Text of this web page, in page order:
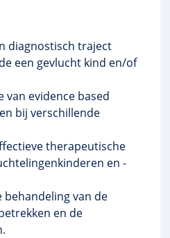
diagnostisch traject
een gevlucht kind en/of
van evidence based
bij verschillende
therapeutische
en -
behandeling van de
en de